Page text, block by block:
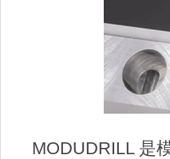
MODUDRILL 是